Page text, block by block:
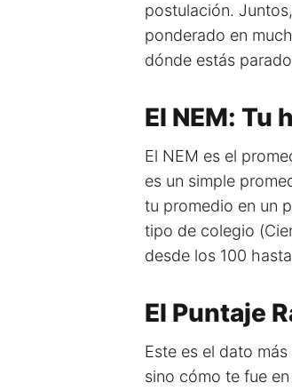
postulación.
ponderado en
dónde estás
El NEM: Tu
El NEM es el
es un simple
tu promedio en un
tipo de colegio
desde los 100
El Puntaje
Este es el dato
sino cómo te fue